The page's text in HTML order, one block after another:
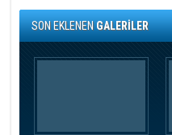
SON EKLENENGALERİLER